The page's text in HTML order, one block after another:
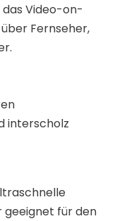
Video-on-
Fernseher,
interscholz
geeignet für den